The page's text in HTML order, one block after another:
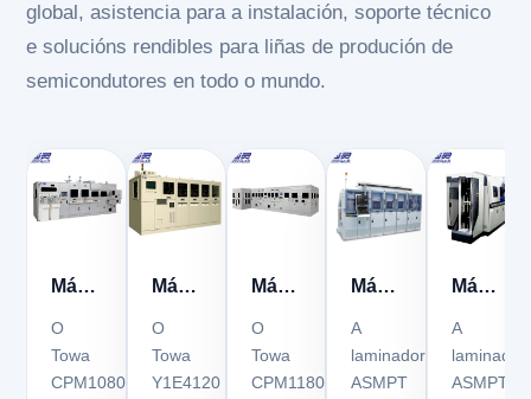
global, asistencia para a instalación, soporte técnico
e solucións rendibles para liñas de produción de
semicondutores en todo o mundo.
Máquina
moldeo
Towa
O
Towa
CPM1080
Máquina
moldeo
Towa
O
Towa
Y1E4120
Máquina
moldeo
Towa
O
Towa
CPM1180
Máquina
sellado
de
A
laminadora
ASMPT
Máquina
sellado
de
A
ASMPT